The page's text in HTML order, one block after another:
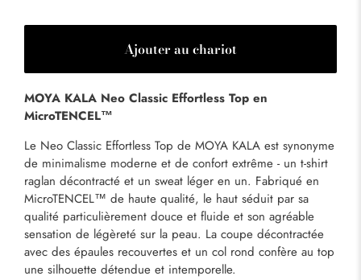
Ajouter au chariot
MOYA KALA Neo Classic Effortless Top en
MicroTENCEL™
Le Neo Classic Effortless Top de MOYA KALA est synonyme
de minimalisme moderne et de confort extrême - un t-shirt
raglan décontracté et un sweat léger en un. Fabriqué en
MicroTENCEL™ de haute qualité, le haut séduit par sa
qualité particulièrement douce et fluide et son agréable
sensation de légèreté sur la peau. La coupe décontractée
avec des épaules recouvertes et un col rond confère au top
une silhouette détendue et intemporelle.